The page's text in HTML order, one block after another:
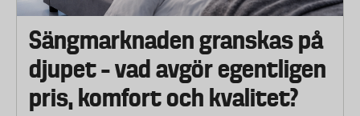
Sängmarknaden granskas på
djupet – vad avgör egentligen
pris, komfort och kvalitet?